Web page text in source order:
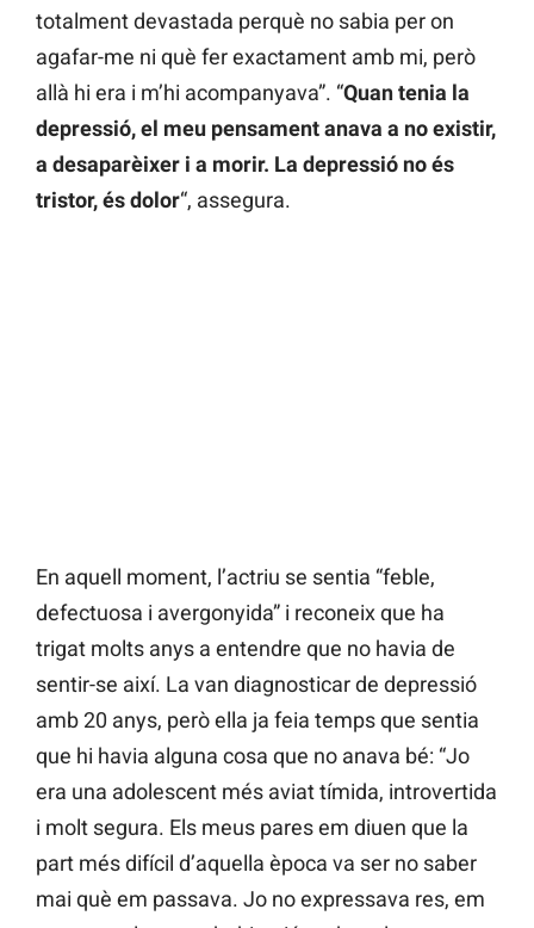
totalment devastada perquè no sabia per on
agafar-me ni què fer exactament amb mi, però
allà hi era i m’hi acompanyava”. “Quan tenia la
depressió, el meu pensament anava a no existir,
a desaparèixer i a morir. La depressió no és
tristor, és dolor“, assegura.
En aquell moment, l’actriu se sentia “feble,
defectuosa i avergonyida” i reconeix que ha
trigat molts anys a entendre que no havia de
sentir-se així. La van diagnosticar de depressió
amb 20 anys, però ella ja feia temps que sentia
que hi havia alguna cosa que no anava bé: “Jo
era una adolescent més aviat tímida, introvertida
i molt segura. Els meus pares em diuen que la
part més difícil d’aquella època va ser no saber
mai què em passava. Jo no expressava res, em